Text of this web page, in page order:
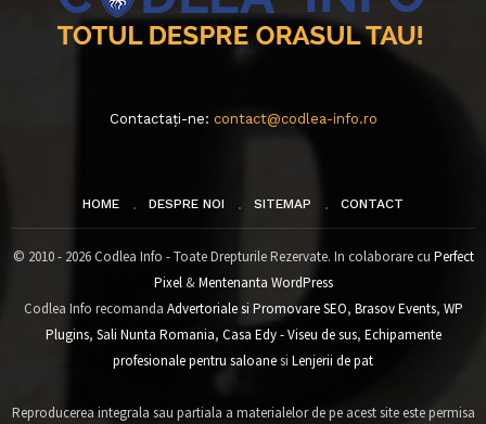
Contactați-ne: contact@codlea-info.ro
HOME DESPRE NOI SITEMAP CONTACT
© 2010 - 2026 Codlea Info - Toate Drepturile Rezervate. In colaborare cu Perfect
Pixel&Mentenanta WordPress
Codlea Info recomanda Advertoriale si Promovare SEO, Brasov Events, WP
Plugins, Sali Nunta Romania, Casa Edy - Viseu de sus, Echipamente
profesionale pentru saloanesi Lenjerii de pat
Reproducerea integrala sau partiala a materialelor de pe acest site este permisa